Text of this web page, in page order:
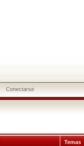
Conectarse
Temas